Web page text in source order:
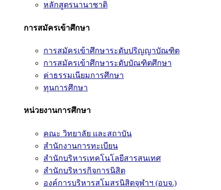
หลักสูตรนานาชาติ
การสมัครเข้าศึกษา
การสมัครเข้าศึกษาระดับปริญญาบัณฑิต
การสมัครเข้าศึกษาระดับบัณฑิตศึกษา
ค่าธรรมเนียมการศึกษา
ทุนการศึกษา
หน่วยงานการศึกษา
คณะ วิทยาลัย และสถาบัน
สำนักงานการทะเบียน
สำนักบริหารเทคโนโลยีสารสนเทศ
สำนักบริหารกิจการนิสิต
องค์การบริหารสโมสรนิสิตจุฬาฯ (อบจ.)